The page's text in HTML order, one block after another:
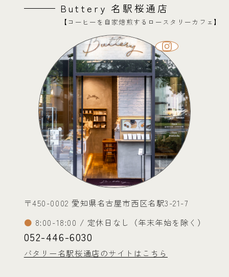
Buttery 名駅桜通店
【コーヒーを自家焙煎するロースタリーカフェ】
〒450-0002 愛知県名古屋市西区名駅3-21-7
8:00-18:00 / 定休日なし（年末年始を除く）
052-446-6030
バタリー名駅桜通店のサイトはこちら